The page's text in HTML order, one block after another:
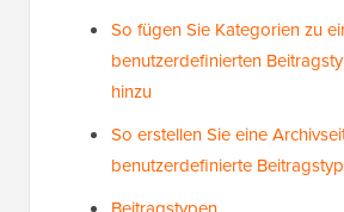
So fügen Sie
zu Ihrem Haupt-WordPress-
So fügen Sie Kategorien zu
benutzerdefinierten